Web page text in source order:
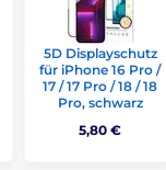
5D Displayschutz
für iPhone 16 Pro /
17 / 17 Pro / 18 / 18
Pro, schwarz
5,80 €